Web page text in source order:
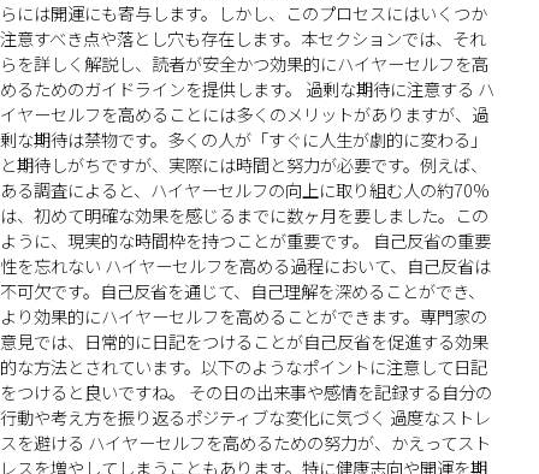
らには開運にも寄与します。しかし、このプロセスにはいくつか
注意すべき点や落とし穴も存在します。本セクションでは、それ
らを詳しく解説し、読者が安全かつ効果的にハイヤーセルフを高
めるためのガイドラインを提供します。 過剰な期待に注意する ハ
イヤーセルフを高めることには多くのメリットがありますが、過
剰な期待は禁物です。多くの人が「すぐに人生が劇的に変わる」
と期待しがちですが、実際には時間と努力が必要です。例えば、
ある調査によると、ハイヤーセルフの向上に取り組む人の約70%
は、初めて明確な効果を感じるまでに数ヶ月を要しました。この
ように、現実的な時間枠を持つことが重要です。 自己反省の重要
性を忘れない ハイヤーセルフを高める過程において、自己反省は
不可欠です。自己反省を通じて、自己理解を深めることができ、
より効果的にハイヤーセルフを高めることができます。専門家の
意見では、日常的に日記をつけることが自己反省を促進する効果
的な方法とされています。以下のようなポイントに注意して日記
をつけると良いですね。 その日の出来事や感情を記録する自分の
行動や考え方を振り返るポジティブな変化に気づく 過度なストレ
スを避ける ハイヤーセルフを高めるための努力が、かえってスト
レスを増やしてしまうこともあります。特に健康志向や開運を期